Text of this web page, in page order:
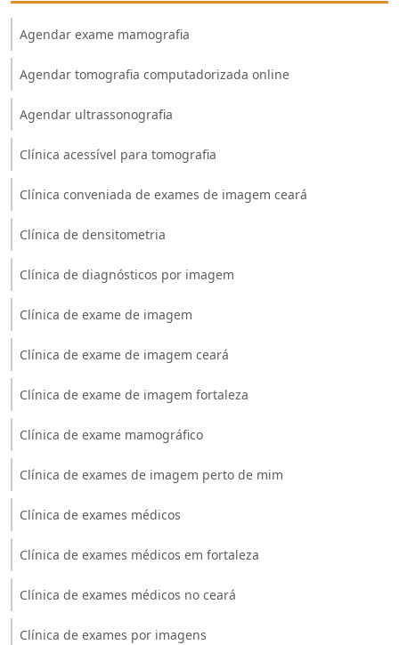
Agendar exame mamografia
Agendar tomografia computadorizada online
Agendar ultrassonografia
Clínica acessível para tomografia
Clínica conveniada de exames de imagem ceará
Clínica de densitometria
Clínica de diagnósticos por imagem
Clínica de exame de imagem
Clínica de exame de imagem ceará
Clínica de exame de imagem fortaleza
Clínica de exame mamográfico
Clínica de exames de imagem perto de mim
Clínica de exames médicos
Clínica de exames médicos em fortaleza
Clínica de exames médicos no ceará
Clínica de exames por imagens